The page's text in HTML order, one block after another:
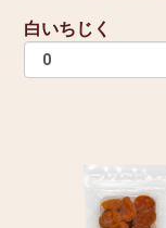
白いちじく